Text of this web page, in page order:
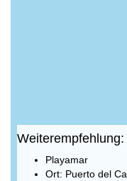
Playamar
Ort: Puerto del